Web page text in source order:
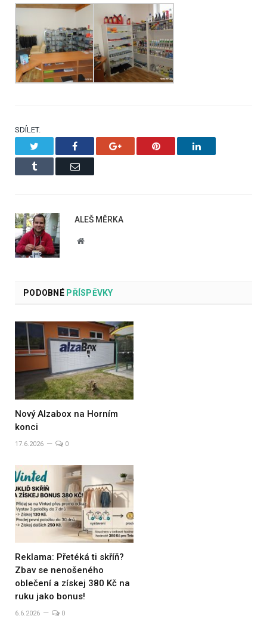
SDÍLET.
Facebook Google+ Pinterest LinkedIn
Tumblr Email
ALEŠ MĚRKA
Website
PODOBNÉPŘÍSPĚVKY
Nový Alzabox na Horním
konci
17.6.2026 0
Reklama: Přetéká ti skříň?
Zbav se nenošeného
oblečení a získej 380 Kč na
ruku jako bonus!
6.6.2026 0